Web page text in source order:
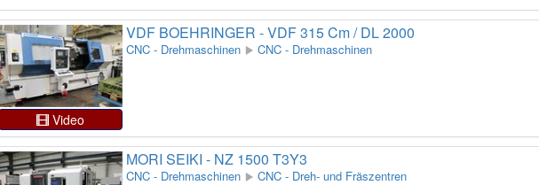
Video
VDF BOEHRINGER - VDF 315 Cm / DL 2000
CNC - Drehmaschinen CNC - Drehmaschinen
MORI SEIKI - NZ 1500 T3Y3
CNC - Drehmaschinen CNC - Dreh- und Fräszentren